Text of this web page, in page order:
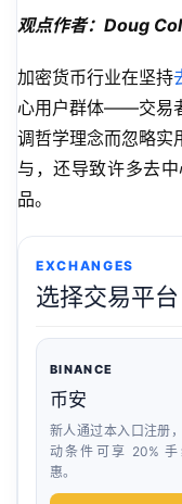
观点作者：Doug
加密货币行业在坚持
心用户群体——交易
调哲学理念而忽略实
与，还导致许多去
品。
EXCHANGES
选择交易平台
BINANCE
币安
新人通过本入口注册
动条件可享 20%
惠。